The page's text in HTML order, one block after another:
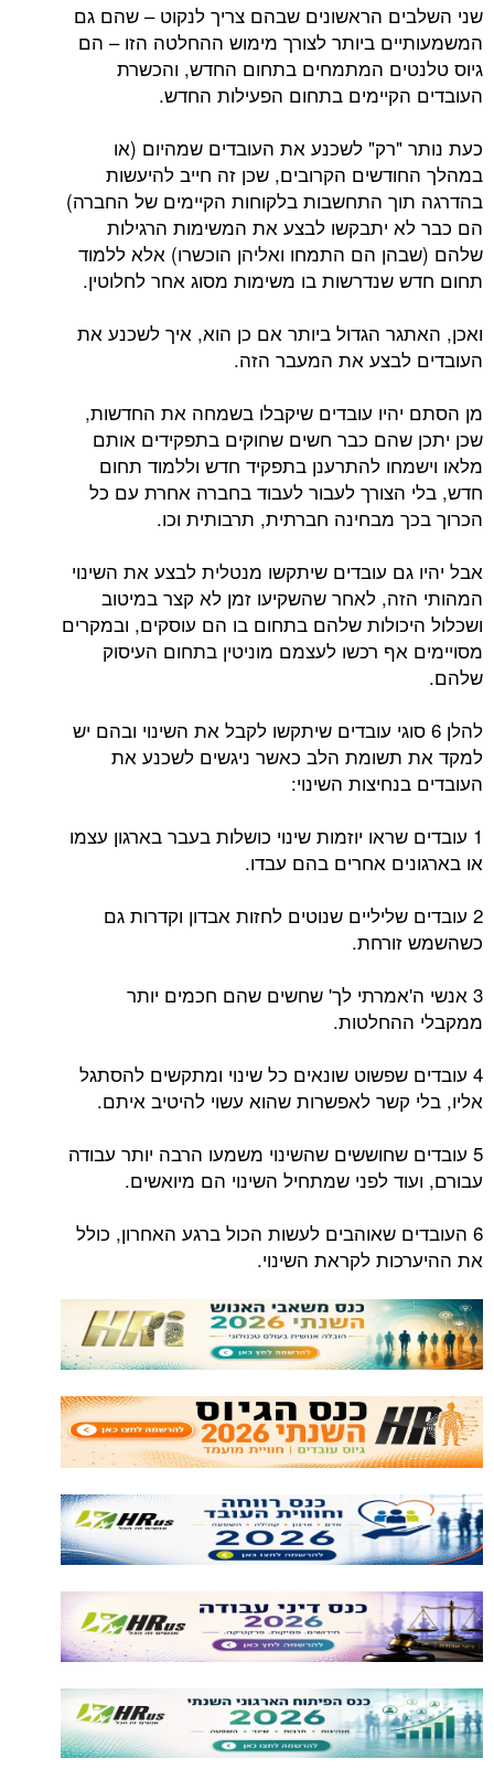
שני השלבים הראשונים שבהם צריך לנקוט – שהם גם
המשמעותיים ביותר לצורך מימוש ההחלטה הזו – הם
גיוס טלנטים המתמחים בתחום החדש, והכשרת
העובדים הקיימים בתחום הפעילות החדש.
כעת נותר "רק" לשכנע את העובדים שמהיום (או
במהלך החודשים הקרובים, שכן זה חייב להיעשות
בהדרגה תוך התחשבות בלקוחות הקיימים של החברה)
הם כבר לא יתבקשו לבצע את המשימות הרגילות
שלהם (שבהן הם התמחו ואליהן הוכשרו) אלא ללמוד
תחום חדש שנדרשות בו משימות מסוג אחר לחלוטין.
ואכן, האתגר הגדול ביותר אם כן הוא, איך לשכנע את
העובדים לבצע את המעבר הזה.
מן הסתם יהיו עובדים שיקבלו בשמחה את החדשות,
שכן יתכן שהם כבר חשים שחוקים בתפקידים אותם
מלאו וישמחו להתרענן בתפקיד חדש וללמוד תחום
חדש, בלי הצורך לעבור לעבוד בחברה אחרת עם כל
הכרוך בכך מבחינה חברתית, תרבותית וכו.
אבל יהיו גם עובדים שיתקשו מנטלית לבצע את השינוי
המהותי הזה, לאחר שהשקיעו זמן לא קצר במיטוב
ושכלול היכולות שלהם בתחום בו הם עוסקים, ובמקרים
מסויימים אף רכשו לעצמם מוניטין בתחום העיסוק
שלהם.
להלן 6 סוגי עובדים שיתקשו לקבל את השינוי ובהם יש
למקד את תשומת הלב כאשר ניגשים לשכנע את
העובדים בנחיצות השינוי:
1 עובדים שראו יוזמות שינוי כושלות בעבר בארגון עצמו
או בארגונים אחרים בהם עבדו.
2 עובדים שליליים שנוטים לחזות אבדון וקדרות גם
כשהשמש זורחת.
3 אנשי ה'אמרתי לך' שחשים שהם חכמים יותר
ממקבלי ההחלטות.
4 עובדים שפשוט שונאים כל שינוי ומתקשים להסתגל
אליו, בלי קשר לאפשרות שהוא עשוי להיטיב איתם.
5 עובדים שחוששים שהשינוי משמעו הרבה יותר עבודה
עבורם, ועוד לפני שמתחיל השינוי הם מיואשים.
6 העובדים שאוהבים לעשות הכול ברגע האחרון, כולל
את ההיערכות לקראת השינוי.